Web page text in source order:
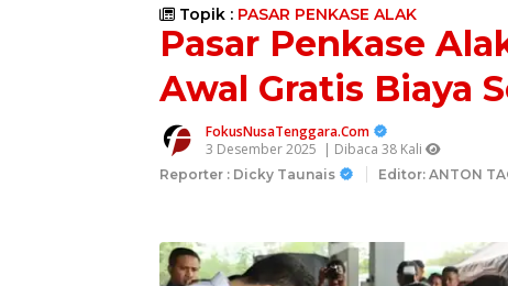
Topik : PASAR PENKASE ALAK
Pasar Penkase
Awal Gratis Biaya
FokusNusaTenggara.Com
3 Desember 2025 | Dibaca 38 Kali
Reporter : Dicky Taunais Editor: ANTON